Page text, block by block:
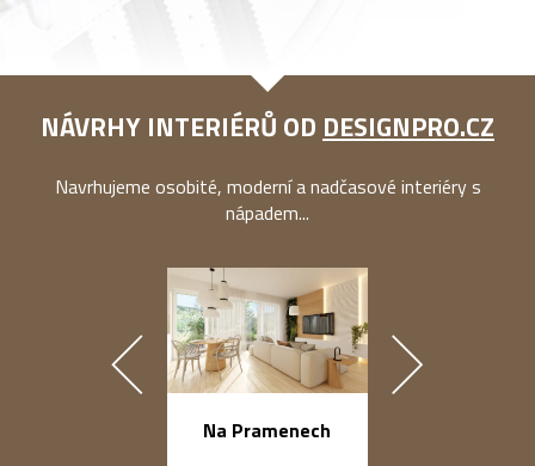
NÁVRHY INTERIÉRŮ OD DESIGNPRO.CZ
Navrhujeme osobité, moderní a nadčasové interiéry s
nápadem...
Na Pramenech